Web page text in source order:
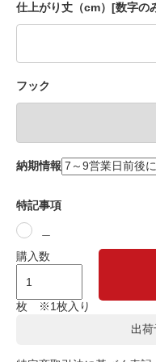
仕上がり丈（cm）[数字の
フック
納期情報
特記事項
購入数
枚 ※1枚入り
出荷